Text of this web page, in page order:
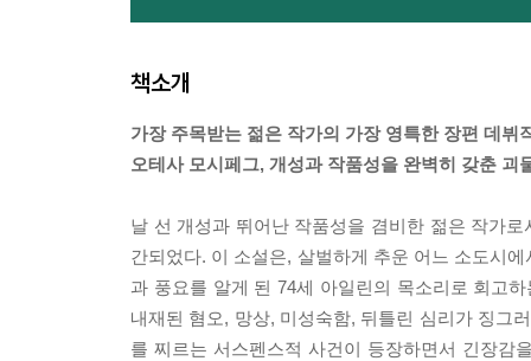
책소개
가장 주목받는 젊은 작가의 가장 영특한 장편 데뷔
오테사 모시페그, 개성과 작품성을 완벽히 갖춘 괴
날 선 개성과 뛰어난 작품성을 겸비한 젊은 작가
간되었다. 이 소설은, 살벌하게 추운 어느 소도시
과 풍요를 알게 된 74세 아일린의 목소리로 회고
내재된 혐오, 망상, 미성숙함, 뒤틀린 심리가 징그
를 찌르는 서스펜스적 사건이 등장하면서 긴장감